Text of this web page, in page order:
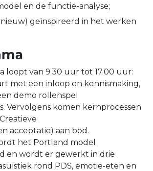
en de functie-analyse;
geïnspireerd in het werken
loopt van 9.30 uur tot 17.00 uur:
met een inloop en kennismaking,
demo rollenspel
Vervolgens komen kernprocessen
acceptatie) aan bod.
het Portland model
en wordt er gewerkt in drie
rond PDS, emotie-eten en